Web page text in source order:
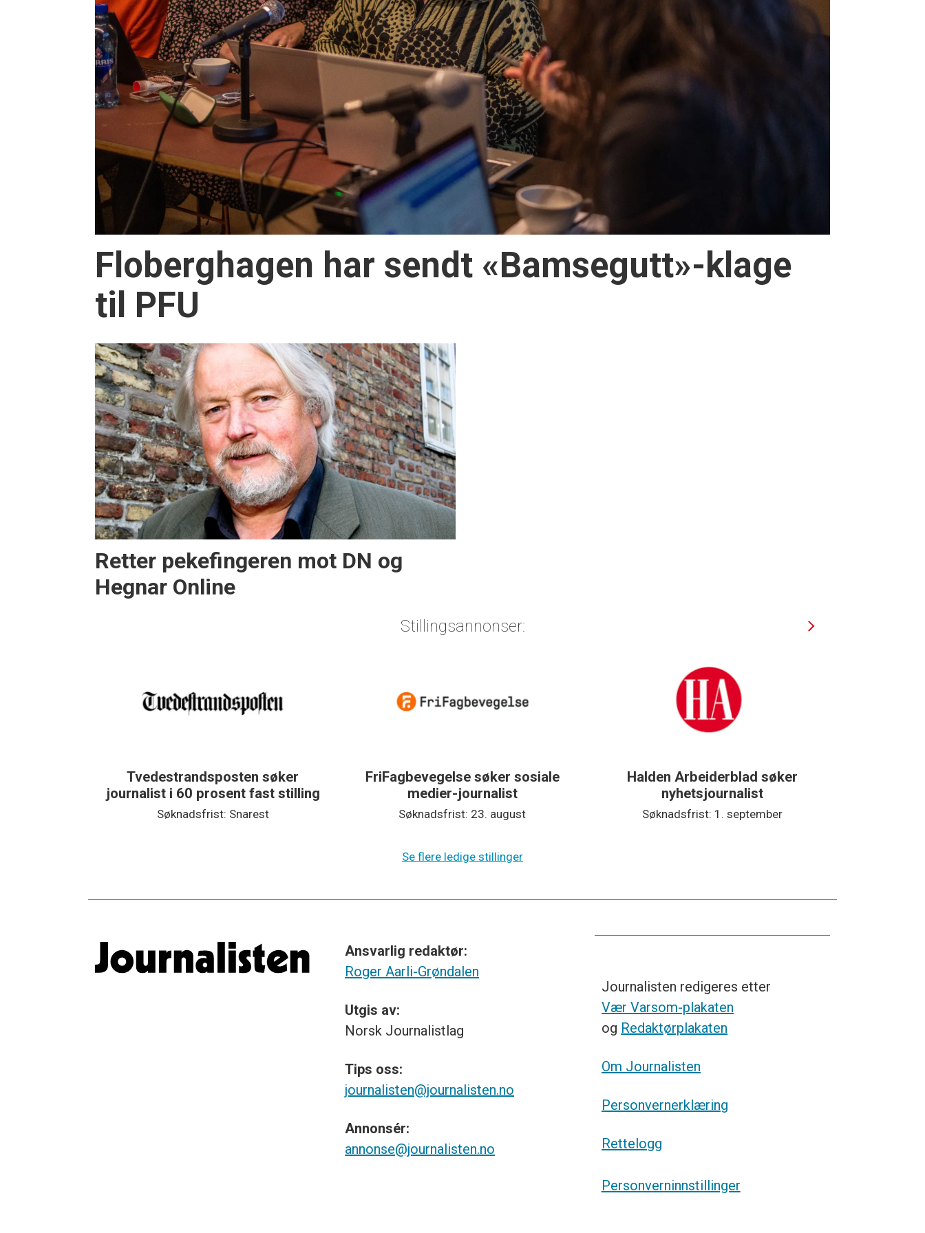
Floberghagen har sendt «Bamsegutt»-klage
til PFU
Retter pekefingeren mot DN og
Hegnar Online
Stillingsannonser:
Tvedestrandsposten søker
journalist i 60 prosent fast stilling
Søknadsfrist: Snarest
FriFagbevegelse søker sosiale
medier-journalist
Søknadsfrist: 23. august
Halden Arbeiderblad søker
nyhetsjournalist
Søknadsfrist: 1. september
Se flere ledige stillinger
Ansvarlig redaktør:
Roger Aarli-Grøndalen
Utgis av:
Norsk Journalistlag
Tips oss:
journalisten@journalisten.no
Annonsér:
annonse@journalisten.no
Journalisten redigeres etter
Vær Varsom-plakaten
og Redaktørplakaten
Om Journalisten
Personvernerklæring
Rettelogg
Personverninnstillinger